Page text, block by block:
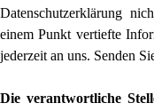
Datenschutzerklärung
einem Punkt vertiefte
jederzeit an uns. Senden
Die verantwortliche